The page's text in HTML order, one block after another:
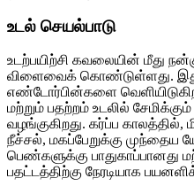
உடல் செயல்பாடு
உடற்பயிற்சி கவலையின் மீது
விளைவைக் கொண்டுள்ளது. இது
எண்டோர்பின்களை
மற்றும் பதற்றம் உடலில்
வழங்குகிறது. கர்ப்ப காலத்தில்,
நீச்சல், மகப்பேறுக்கு முந்தைய
பெண்களுக்கு பாதுகாப்பானது
பதட்டத்திற்கு நேரடியாக